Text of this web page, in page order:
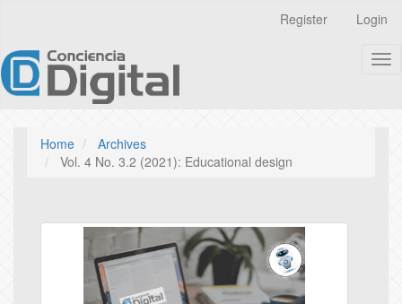
page
content
Main
Content
Sidebar
Register Login
Home
Archives
Vol. 4 No. 3.2 (2021): Educational design